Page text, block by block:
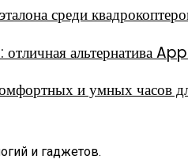
среди
альтернатива
и умных часов
и гаджетов.